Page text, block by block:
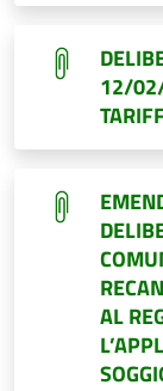
12/
AL